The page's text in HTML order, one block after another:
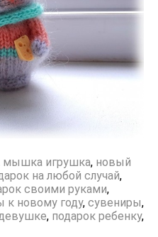
мышка игрушка, новый
на любой случай,
своими руками,
к новому году, сувениры,
, подарок ребенку,